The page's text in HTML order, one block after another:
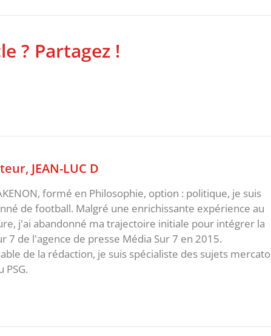
? Partagez !
JEAN-LUC D
formé en Philosophie, option : politique, je suis
de football. Malgré une enrichissante expérience au
j'ai abandonné ma trajectoire initiale pour intégrer la
7 de l'agence de presse Média Sur 7 en 2015.
de la rédaction, je suis spécialiste des sujets mercato